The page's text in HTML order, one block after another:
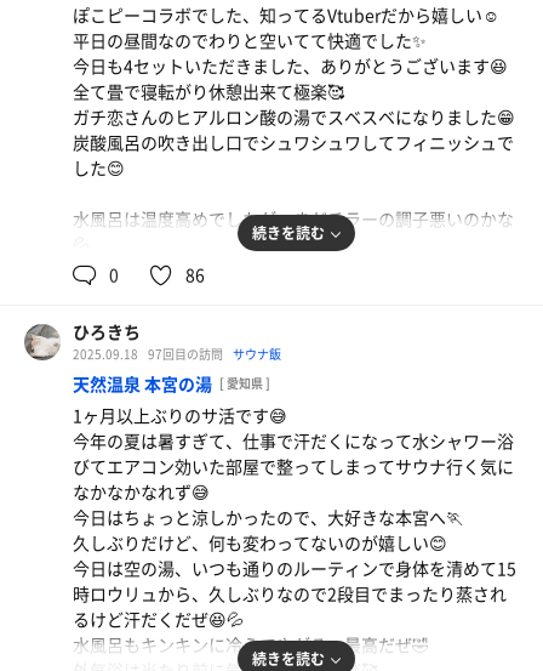
スモーキーBBQワッパー
うまい😆 半分に切ってもらったら食べやすい
ぽこピーコラボでした、知ってるVtuberだから嬉しい☺️
平日の昼間なのでわりと空いてて快適でした✨
今日も4セットいただきました、ありがとうございます😆
全て畳で寝転がり休憩出来て極楽🥰
ガチ恋さんのヒアルロン酸の湯でスベスベになりました😁
炭酸風呂の吹き出し口でシュワシュワしてフィニッシュで
した😊
水風呂は温度高めでしたが、まだチラーの調子悪いのかな
続きを読む
0 86
ひろきち
2025.09.18 97回目の訪問 サウナ飯
天然温泉 本宮の湯 [ 愛知県 ]
1ヶ月以上ぶりのサ活です😅
今年の夏は暑すぎて、仕事で汗だくになって水シャワー浴
びてエアコン効いた部屋で整ってしまってサウナ行く気に
なかなかなれず😅
今日はちょっと涼しかったので、大好きな本宮へ🏃
久しぶりだけど、何も変わってないのが嬉しい😊
今日は空の湯、いつも通りのルーティンで身体を清めて15
時ロウリュから、久しぶりなので2段目でまったり蒸され
るけど汗だくだぜ😆💦
水風呂もキンキンに冷えてやがる、最高だぜ🤣
続きを読む